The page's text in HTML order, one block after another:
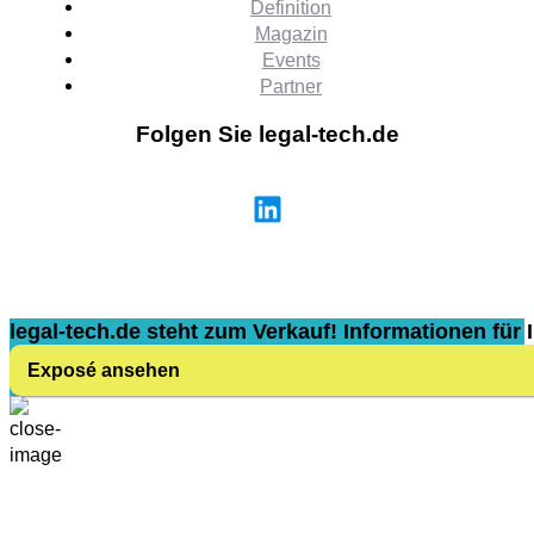
Definition
Magazin
Events
Partner
Folgen Sie legal-tech.de
legal-tech.de steht zum Verkauf! Informationen für
Exposé ansehen